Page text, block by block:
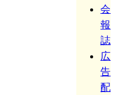
会
報
誌
広
告
配